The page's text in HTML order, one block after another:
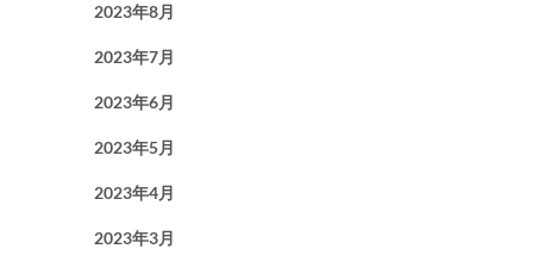
2023年8月
2023年7月
2023年6月
2023年5月
2023年4月
2023年3月